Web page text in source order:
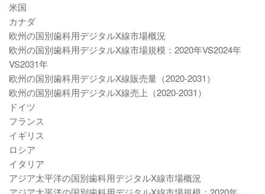
米国
カナダ
欧州の国別歯科用デジタルX線市場概況
欧州の国別歯科用デジタルX線市場規模：2020年VS2024年
VS2031年
欧州の国別歯科用デジタルX線販売量（2020-2031）
欧州の国別歯科用デジタルX線売上（2020-2031）
ドイツ
フランス
イギリス
ロシア
イタリア
アジア太平洋の国別歯科用デジタルX線市場概況